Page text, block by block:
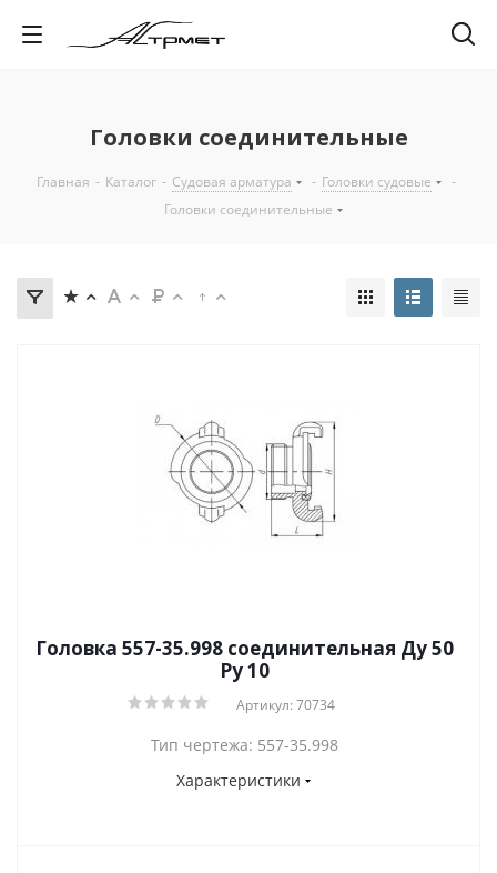
Головки соединительные
Главная - Каталог - Судовая арматура - Головки судовые
-
Головки соединительные
Головка 557-35.998 соединительная Ду 50
Py 10
Артикул: 70734
Тип чертежа: 557-35.998
Характеристики